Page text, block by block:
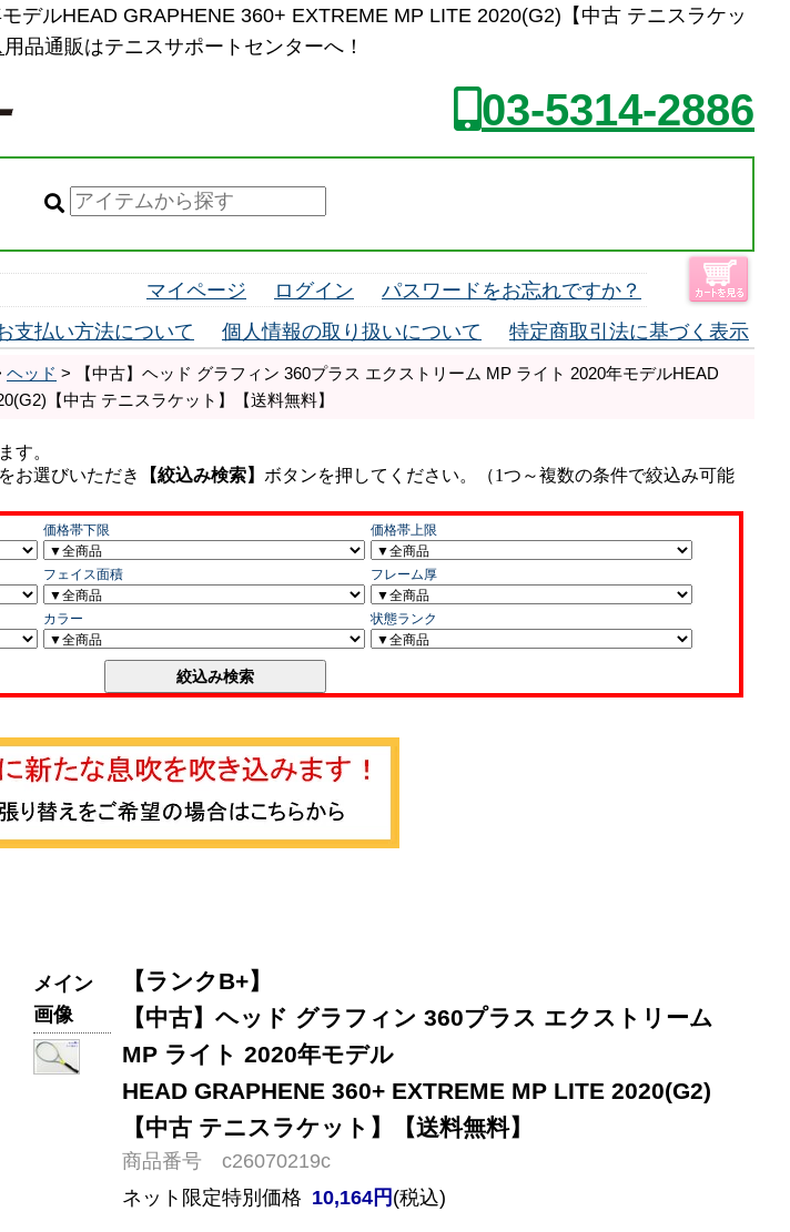
デルHEAD GRAPHENE 360+ EXTREME MP LITE 2020(G2)【中古 テニスラケッ
用品通販はテニスサポートセンターへ！
03-5314-2886
マイページ
ログイン
パスワードをお忘れですか？
支払い方法について
個人情報の取り扱いについて 特定商取引法に基づく表示
ヘッド > 【中古】ヘッド グラフィン 360プラス エクストリーム MP ライト 2020年モデルHEAD
【中古 テニスラケット】【送料無料】
【ランクB+】
【中古】ヘッド グラフィン 360プラス エクストリーム
MP ライト 2020年モデル
HEAD GRAPHENE 360+ EXTREME MP LITE 2020(G2)
【中古 テニスラケット】【送料無料】
商品番号 c26070219c
ネット限定特別価格 10,164円 (税込)
メイン
画像